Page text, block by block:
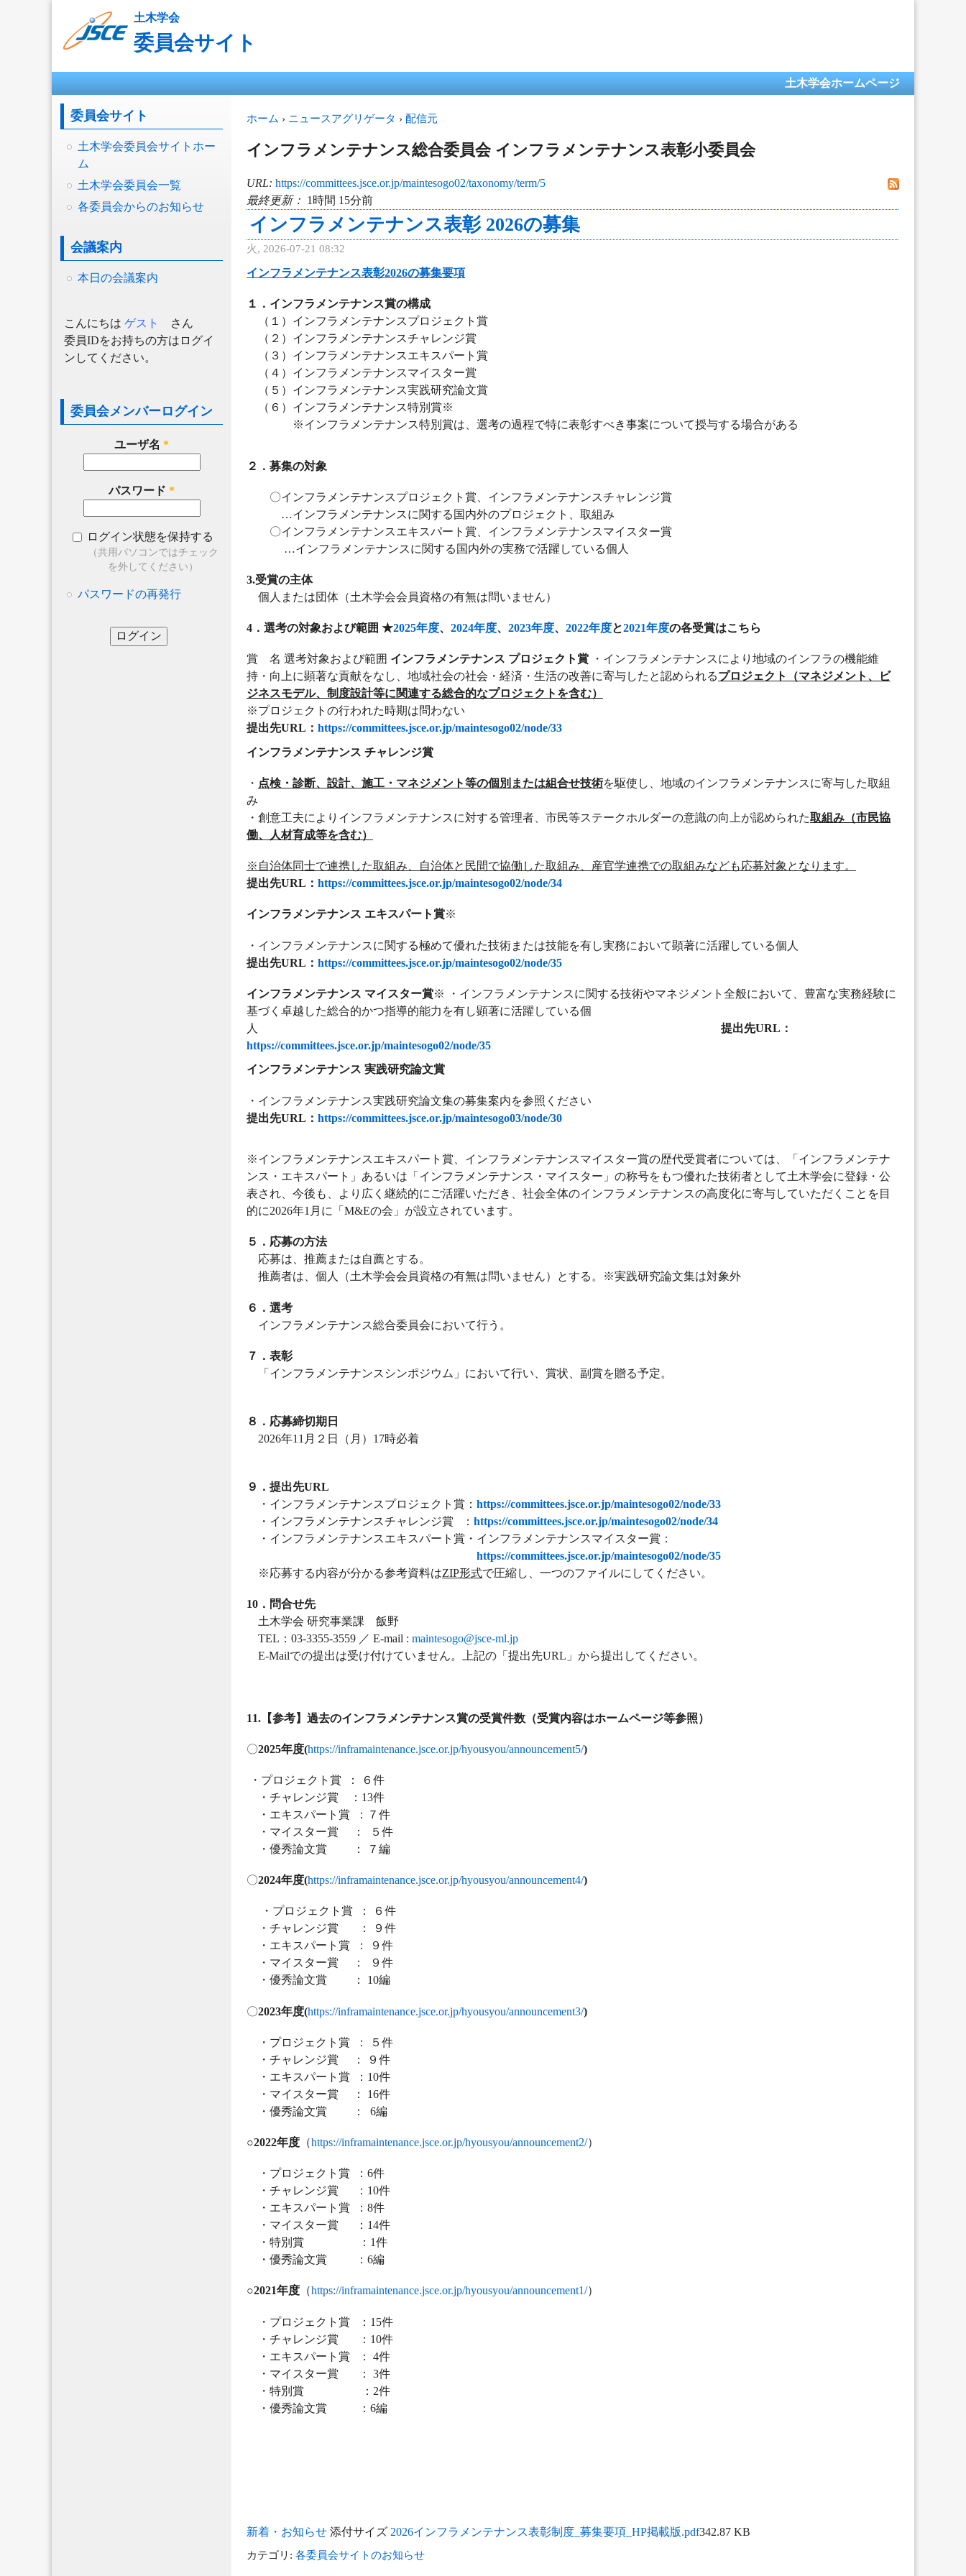
ン
に
動
土木学会
委員会サイト
メインメニュー 土木学会ホームページ
委員会サイト
土木学会委員会サイトホー
ム
土木学会委員会一覧
各委員会からのお知らせ
会議案内
本日の会議案内
こんにちは ゲスト
さん
委員IDをお持ちの方はログイ
ンしてください。
委員会メンバーログイン
ユーザ名 *
パスワード *
ログイン状態を保持する
（共用パソコンではチェック
を外してください）
パスワードの再発行
現在地
ホーム › ニュースアグリゲータ › 配信元
インフラメンテナンス総合委員会 インフラメンテナンス表彰小委員会
URL: https://committees.jsce.or.jp/maintesogo02/taxonomy/term/5
最終更新： 1時間 15分前
インフラメンテナンス表彰 2026の募集
火, 2026-07-21 08:32
インフラメンテナンス表彰2026の募集要項
１．インフラメンテナンス賞の構成
（１）インフラメンテナンスプロジェクト賞
（２）インフラメンテナンスチャレンジ賞
（３）インフラメンテナンスエキスパート賞
（４）インフラメンテナンスマイスター賞
（５）インフラメンテナンス実践研究論文賞
（６）インフラメンテナンス特別賞※
※インフラメンテナンス特別賞は、選考の過程で特に表彰すべき事案について授与する場合がある
２．募集の対象
〇インフラメンテナンスプロジェクト賞、インフラメンテナンスチャレンジ賞
…インフラメンテナンスに関する国内外のプロジェクト、取組み
〇インフラメンテナンスエキスパート賞、インフラメンテナンスマイスター賞
…インフラメンテナンスに関する国内外の実務で活躍している個人
3.受賞の主体
個人または団体（土木学会会員資格の有無は問いません）
4．選考の対象および範囲 ★2025年度、 2024年度、 2023年度、 2022年度と2021年度の各受賞はこちら
賞 名 選考対象および範囲 インフラメンテナンス プロジェクト賞 ・インフラメンテナンスにより地域のインフラの機能維
持・向上に顕著な貢献をなし、地域社会の社会・経済・生活の改善に寄与したと認められるプロジェクト（マネジメント、ビ
ジネスモデル、制度設計等に関連する総合的なプロジェクトを含む）
※プロジェクトの行われた時期は問わない
提出先URL： https://committees.jsce.or.jp/maintesogo02/node/33
インフラメンテナンス チャレンジ賞
・ 点検・診断、設計、施工・マネジメント等の個別または組合せ技術を駆使し、地域のインフラメンテナンスに寄与した取組
み
・創意工夫によりインフラメンテナンスに対する管理者、市民等ステークホルダーの意識の向上が認められた取組み（市民協
働、人材育成等を含む）
※ 自治体同士で連携した取組み、自治体と民間で協働した取組み、産官学連携での取組みなども応募対象となります。
提出先URL： https://committees.jsce.or.jp/maintesogo02/node/34
インフラメンテナンス エキスパート賞※
・インフラメンテナンスに関する極めて優れた技術または技能を有し実務において顕著に活躍している個人
提出先URL： https://committees.jsce.or.jp/maintesogo02/node/35
インフラメンテナンス マイスター賞※ ・インフラメンテナンスに関する技術やマネジメント全般において、豊富な実務経験に
基づく卓越した総合的かつ指導的能力を有し顕著に活躍している個
人
提出先URL：
https://committees.jsce.or.jp/maintesogo02/node/35
インフラメンテナンス 実践研究論文賞
・インフラメンテナンス実践研究論文集の募集案内を参照ください
提出先URL： https://committees.jsce.or.jp/maintesogo03/node/30
※インフラメンテナンスエキスパート賞、インフラメンテナンスマイスター賞の歴代受賞者については、「インフラメンテナ
ンス・エキスパート」あるいは「インフラメンテナンス・マイスター」の称号をもつ優れた技術者として土木学会に登録・公
表され、今後も、より広く継続的にご活躍いただき、社会全体のインフラメンテナンスの高度化に寄与していただくことを目
的に2026年1月に「M&Eの会」が設立されています。
５．応募の方法
応募は、推薦または自薦とする。
推薦者は、個人（土木学会会員資格の有無は問いません）とする。※実践研究論文集は対象外
６．選考
インフラメンテナンス総合委員会において行う。
７．表彰
「インフラメンテナンスシンポジウム」において行い、賞状、副賞を贈る予定。
８．応募締切期日
2026年11月２日（月）17時必着
９．提出先URL
・インフラメンテナンスプロジェクト賞： https://committees.jsce.or.jp/maintesogo02/node/33
・インフラメンテナンスチャレンジ賞 ： https://committees.jsce.or.jp/maintesogo02/node/34
・インフラメンテナンスエキスパート賞・インフラメンテナンスマイスター賞：
https://committees.jsce.or.jp/maintesogo02/node/35
※応募する内容が分かる参考資料はZIP形式で圧縮し、一つのファイルにしてください。
10．問合せ先
土木学会 研究事業課 飯野
TEL：03-3355-3559 ／ E-mail : maintesogo@jsce-ml.jp
E-Mailでの提出は受け付けていません。上記の「提出先URL」から提出してください。
11.【参考】過去のインフラメンテナンス賞の受賞件数（受賞内容はホームページ等参照）
〇2025年度(https://inframaintenance.jsce.or.jp/hyousyou/announcement5/)
・プロジェクト賞 ： ６件
・チャレンジ賞 ：13件
・エキスパート賞 ：７件
・マイスター賞 ： ５件
・優秀論文賞 ： ７編
〇2024年度(https://inframaintenance.jsce.or.jp/hyousyou/announcement4/)
・プロジェクト賞 ： ６件
・チャレンジ賞 ： ９件
・エキスパート賞 ： ９件
・マイスター賞 ： ９件
・優秀論文賞 ： 10編
〇2023年度(https://inframaintenance.jsce.or.jp/hyousyou/announcement3/)
・プロジェクト賞 ： ５件
・チャレンジ賞 ： ９件
・エキスパート賞 ：10件
・マイスター賞 ： 16件
・優秀論文賞 ： 6編
○2022年度 （https://inframaintenance.jsce.or.jp/hyousyou/announcement2/）
・プロジェクト賞 ：6件
・チャレンジ賞 ：10件
・エキスパート賞 ：8件
・マイスター賞 ：14件
・特別賞 ：1件
・優秀論文賞 ：6編
○2021年度 （https://inframaintenance.jsce.or.jp/hyousyou/announcement1/）
・プロジェクト賞 ：15件
・チャレンジ賞 ：10件
・エキスパート賞 ： 4件
・マイスター賞 ： 3件
・特別賞 ：2件
・優秀論文賞 ：6編
新着・お知らせ 添付サイズ 2026インフラメンテナンス表彰制度_募集要項_HP掲載版.pdf342.87 KB
カテゴリ: 各委員会サイトのお知らせ